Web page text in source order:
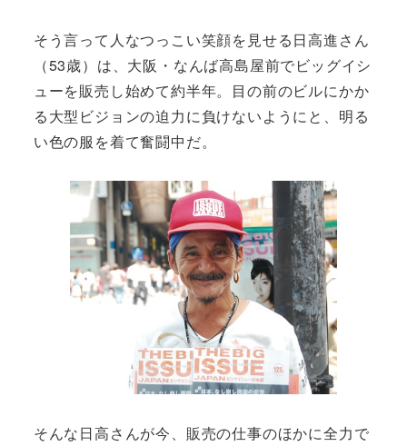
そう言って人なつっこい笑顔を見せる日高進さん
（53歳）は、大阪・なんば高島屋前でビッグイシ
ューを販売し始めて約半年。目の前のビルにかか
る大型ビジョンの迫力に負けないようにと、明る
い色の服を着て奮闘中だ。
そんな日高さんが今、販売の仕事のほかに全力で